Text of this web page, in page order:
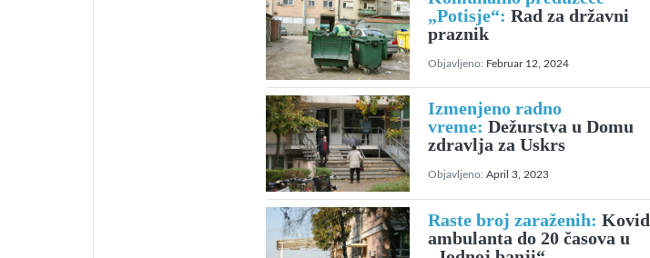
„Potisje“: Rad za državni
praznik
Objavljeno: Februar 12, 2024
Izmenjeno radno
vreme: Dežurstva u Domu
zdravlja za Uskrs
Objavljeno: April 3, 2023
Raste broj zaraženih: Ko­vid
ambulanta do 20 časova u